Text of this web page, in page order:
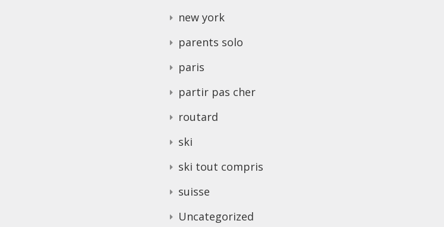
new york
parents solo
paris
partir pas cher
routard
ski
ski tout compris
suisse
Uncategorized